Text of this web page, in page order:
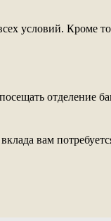
условий. Кроме
отделение
вам